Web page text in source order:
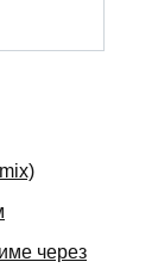
через